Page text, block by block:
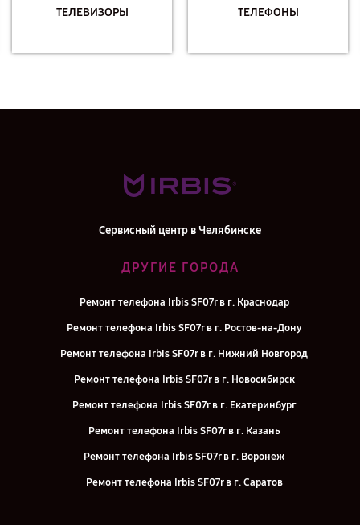
ТЕЛЕВИЗОРЫ ТЕЛЕФОНЫ
Сервисный центр в Челябинске
ДРУГИЕ ГОРОДА
Ремонт телефона Irbis SF07r в г. Краснодар
Ремонт телефона Irbis SF07r в г. Ростов-на-Дону
Ремонт телефона Irbis SF07r в г. Нижний Новгород
Ремонт телефона Irbis SF07r в г. Новосибирск
Ремонт телефона Irbis SF07r в г. Екатеринбург
Ремонт телефона Irbis SF07r в г. Казань
Ремонт телефона Irbis SF07r в г. Воронеж
Ремонт телефона Irbis SF07r в г. Саратов